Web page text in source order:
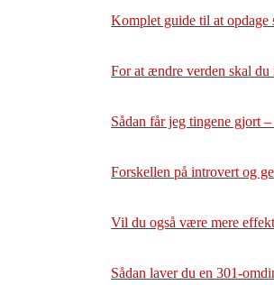
Komplet guide til at opdage
For at ændre verden skal du
Sådan får jeg tingene gjort
Forskellen på introvert og
Vil du også være mere
Sådan laver du en 301-